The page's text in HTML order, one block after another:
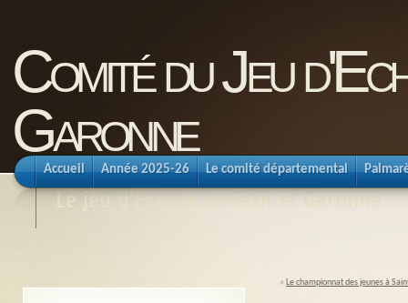
Comité du Jeu
Garonne
Le jeu d'Echecs en Tarn et Garonne
Accueil Année 2025-26 Le comité départemental
« Le championnat des jeunes à